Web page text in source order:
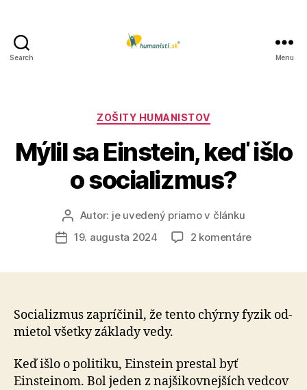
Search Menu
Kategórie
ZOŠITY HUMANISTOV
Mýlil sa Einstein, keď išlo
o socializmus?
Autor
článku
Autor: je uvedený priamo v článku
Dátum
19. augusta 2024 2 komentárena
išlo
Socializmus zapríčinil, že tento chýrny fyzik od­
mie­tol všetky základy vedy.
Keď išlo o politiku, Einstein prestal byť
Einsteinom. Bol jeden z naj­ši­kov­nej­ších vedcov